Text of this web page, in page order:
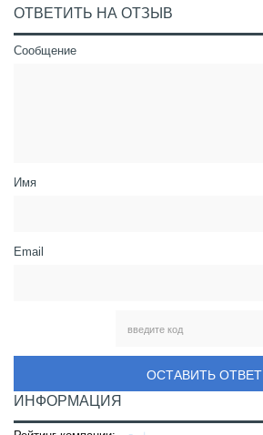
ОТВЕТИТЬ НА ОТЗЫВ
Сообщение
Имя
Email
ОСТАВИТЬ ОТВЕТ
ИНФОРМАЦИЯ